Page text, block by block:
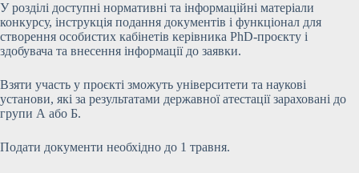
У розділі доступні нормативні та інформаційні матеріали
конкурсу, інструкція подання документів і функціонал для
створення особистих кабінетів керівника PhD-проєкту і
здобувача та внесення інформації до заявки.
Взяти участь у проєкті зможуть університети та наукові
установи, які за результатами державної атестації зараховані до
групи А або Б.
Подати документи необхідно до 1 травня.